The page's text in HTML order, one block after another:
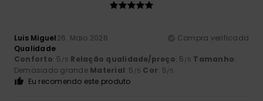
Luis Miguel26. Maio 2026
Compra verificada
Qualidade
Conforto: 5 /5 Relação qualidade/preço: 5 /5 Tamanho:
Demasiado grande Material: 5 /5 Cor: 5/5
Eu recomendo este produto